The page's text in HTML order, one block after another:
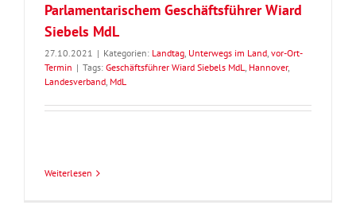
Parlamentarischem Geschäftsführer Wiard
Siebels MdL
27.10.2021 | Kategorien: Landtag, Unterwegs im Land, vor-Ort-
Termin | Tags: Geschäftsführer Wiard Siebels MdL, Hannover,
Landesverband, MdL
Weiterlesen